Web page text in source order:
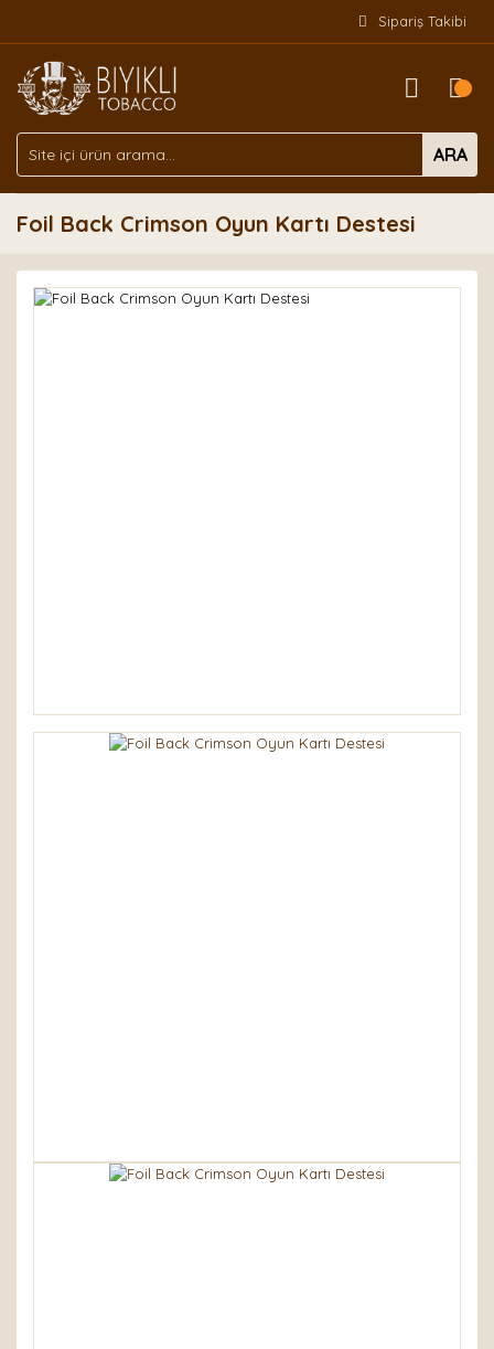
Sipariş Takibi
ARA
Foil Back Crimson Oyun Kartı Destesi